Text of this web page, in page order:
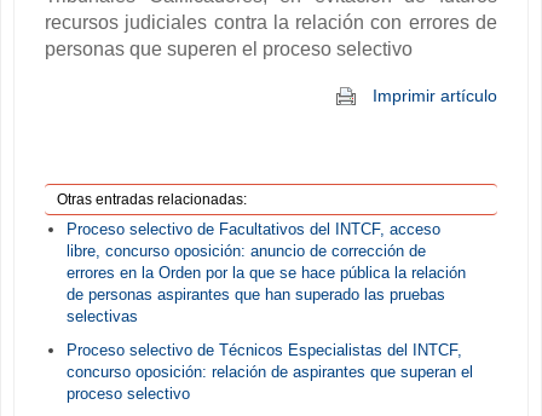
recursos judiciales contra la relación con errores de
personas que superen el proceso selectivo
Imprimir artículo
Otras entradas relacionadas:
Proceso selectivo de Facultativos del INTCF, acceso
libre, concurso oposición: anuncio de corrección de
errores en la Orden por la que se hace pública la relación
de personas aspirantes que han superado las pruebas
selectivas
Proceso selectivo de Técnicos Especialistas del INTCF,
concurso oposición: relación de aspirantes que superan el
proceso selectivo